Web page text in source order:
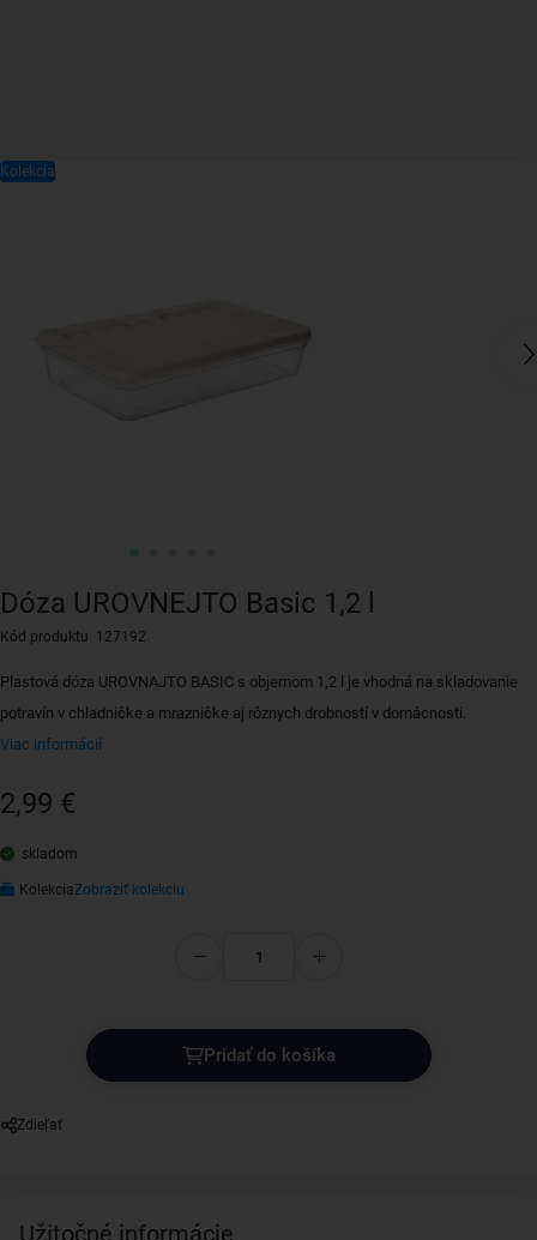
Dóza UROVNEJTO Basic 1,2 l
Kód produktu 127192
Plastová dóza UROVNAJTO BASIC s objemom 1,2 l je vhodná na skladovanie
potravín v chladničke a mrazničke aj rôznych drobností v domácnosti.
Viac informácií
2,99 €
skladom
KolekciaZobraziť kolekciu
Pridať do košíka
Zdieľať
Kolekcia
Užitočné informácie